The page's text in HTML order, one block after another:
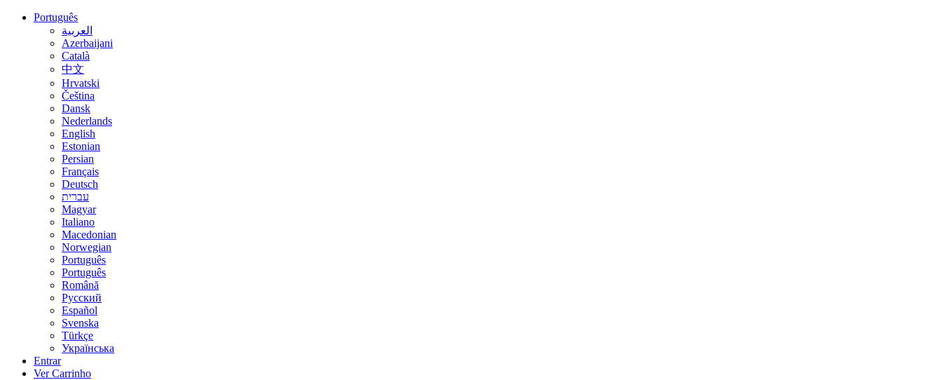
Português
العربية
Azerbaijani
Català
中文
Hrvatski
Čeština
Dansk
Nederlands
English
Estonian
Persian
Français
Deutsch
עברית
Magyar
Italiano
Macedonian
Norwegian
Português
Português
Română
Русский
Español
Svenska
Türkçe
Українська
Entrar
Ver Carrinho